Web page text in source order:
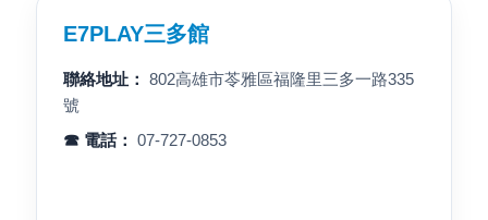
E7PLAY三多館
聯絡地址： 802高雄市苓雅區福隆里三多一路335
號
☎ 電話： 07-727-0853